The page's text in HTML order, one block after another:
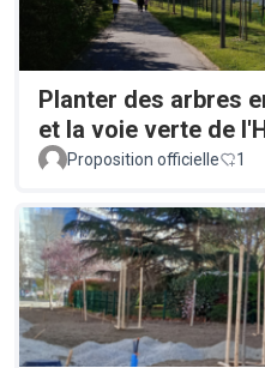
Planter des arbres
et la voie verte de
Proposition officielle 1